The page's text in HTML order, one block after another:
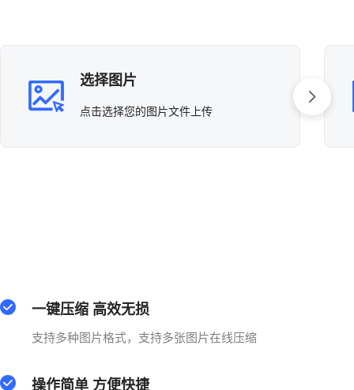
选择图片
点击选择您的图片文件上传
一键压缩 高效无损
支持多种图片格式，支持多张图片在线压缩
操作简单 方便快捷